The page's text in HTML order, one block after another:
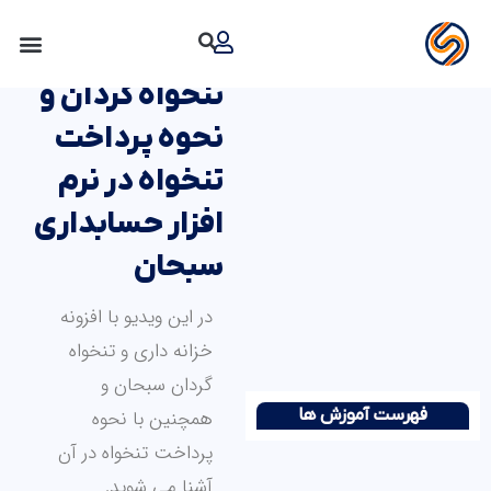
فهرست آموزش ها
محیط افزونه
تنخواه گردان و
نحوه پرداخت
تنخواه در نرم
افزار حسابداری
سبحان
در این ویدیو با افزونه
خزانه داری و تنخواه
گردان سبحان و
همچنین با نحوه
پرداخت تنخواه در آن